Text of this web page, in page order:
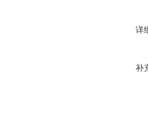
详
补